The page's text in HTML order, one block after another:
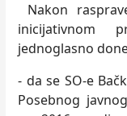
Nakon
inicijativnom
jednoglasno
- da se SO-e
Posebnog